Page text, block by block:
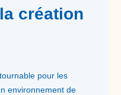
création
pour les
environnement de